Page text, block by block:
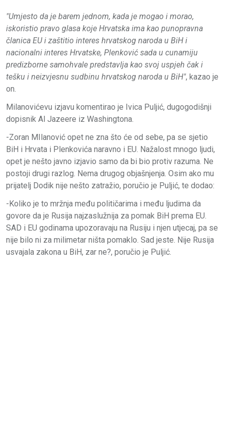
"Umjesto da je barem jednom, kada je mogao i morao,
iskoristio pravo glasa koje Hrvatska ima kao punopravna
članica EU i zaštitio interes hrvatskog naroda u BiH i
nacionalni interes Hrvatske, Plenković sada u cunamiju
predizborne samohvale predstavlja kao svoj uspjeh čak i
tešku i neizvjesnu sudbinu hrvatskog naroda u BiH", kazao je
on.
Milanovićevu izjavu komentirao je Ivica Puljić, dugogodišnji
dopisnik Al Jazeere iz Washingtona.
-Zoran MIlanović opet ne zna što će od sebe, pa se sjetio
BiH i Hrvata i Plenkovića naravno i EU. Nažalost mnogo ljudi,
opet je nešto javno izjavio samo da bi bio protiv razuma. Ne
postoji drugi razlog. Nema drugog objašnjenja. Osim ako mu
prijatelj Dodik nije nešto zatražio, poručio je Puljić, te dodao:
-Koliko je to mržnja među političarima i među ljudima da
govore da je Rusija najzaslužnija za pomak BiH prema EU.
SAD i EU godinama upozoravaju na Rusiju i njen utjecaj, pa se
nije bilo ni za milimetar ništa pomaklo. Sad jeste. Nije Rusija
usvajala zakona u BiH, zar ne?, poručio je Puljić.